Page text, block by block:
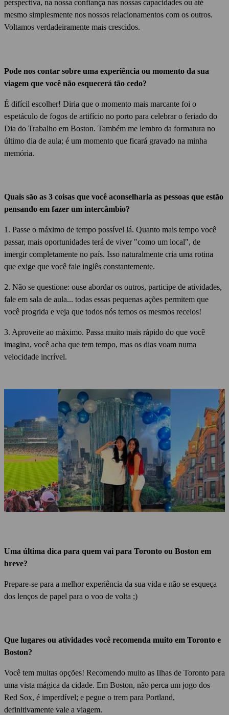
perspectiva, na nossa confiança nas nossas capacidades ou até
mesmo simplesmente nos nossos relacionamentos com os outros.
Voltamos verdadeiramente mais crescidos.
Pode nos contar sobre uma experiência ou momento da sua
viagem que você não esquecerá tão cedo?
É difícil escolher! Diria que o momento mais marcante foi o
espetáculo de fogos de artifício no porto para celebrar o feriado do
Dia do Trabalho em Boston. Também me lembro da formatura no
último dia de aula; é um momento que ficará gravado na minha
memória.
Quais são as 3 coisas que você aconselharia as pessoas que estão
pensando em fazer um intercâmbio?
1. Passe o máximo de tempo possível lá. Quanto mais tempo você
passar, mais oportunidades terá de viver "como um local", de
imergir completamente no país. Isso naturalmente cria uma rotina
que exige que você fale inglês constantemente.
2. Não se questione: ouse abordar os outros, participe de atividades,
fale em sala de aula... todas essas pequenas ações permitem que
você progrida e veja que todos nós temos os mesmos receios!
3. Aproveite ao máximo. Passa muito mais rápido do que você
imagina, você acha que tem tempo, mas os dias voam numa
velocidade incrível.
Uma última dica para quem vai para Toronto ou Boston em
breve?
Prepare-se para a melhor experiência da sua vida e não se esqueça
dos lenços de papel para o voo de volta ;)
Que lugares ou atividades você recomenda muito em Toronto e
Boston?
Você tem muitas opções! Recomendo muito as Ilhas de Toronto para
uma vista mágica da cidade. Em Boston, não perca um jogo dos
Red Sox, é imperdível; e pegue o trem para Portland,
definitivamente vale a viagem.